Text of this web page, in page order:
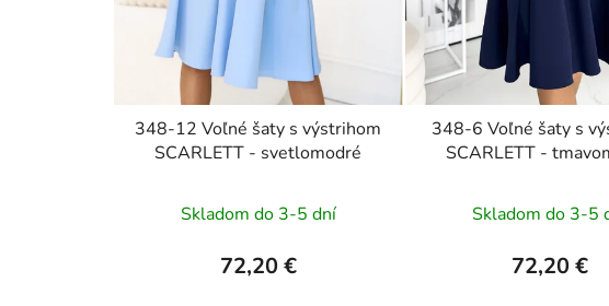
348-12 Voľné šaty s výstrihom
SCARLETT - svetlomodré
Skladom do 3-5 dní
72,20 €
348-6 Voľné šaty s
SCARLETT -
Skladom do 3-5
72,20 €